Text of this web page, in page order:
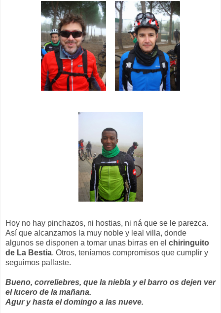
Hoy no hay pinchazos, ni hostias, ni ná que se le parezca.
Así que alcanzamos la muy noble y leal villa, donde
algunos se disponen a tomar unas birras en el chiringuito
de La Bestia. Otros, teníamos compromisos que cumplir y
seguimos pallaste.
Bueno, correliebres, que la niebla y el barro os dejen ver
el lucero de la mañana.
Agur y hasta el domingo a las nueve.